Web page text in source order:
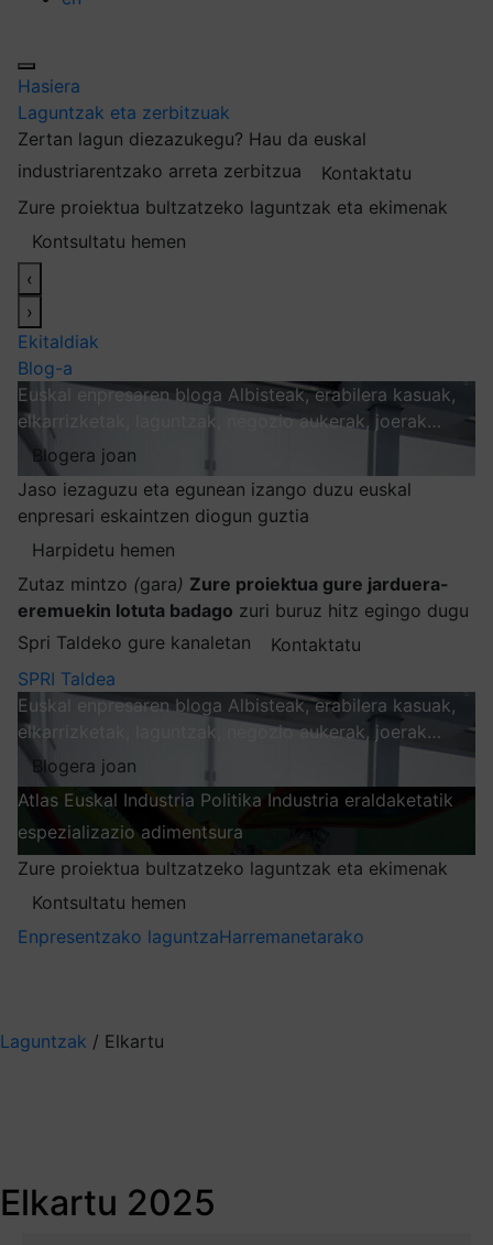
Hasiera
Laguntzak eta zerbitzuak
Zertan lagun diezazukegu? Hau da euskal
industriarentzako arreta zerbitzua
Kontaktatu
Zure proiektua bultzatzeko laguntzak eta ekimenak
Kontsultatu hemen
‹
›
Ekitaldiak
Blog-a
Euskal enpresaren bloga Albisteak, erabilera kasuak,
elkarrizketak, laguntzak, negozio aukerak, joerak…
Blogera joan
Jaso iezaguzu eta egunean izango duzu euskal
enpresari eskaintzen diogun guztia
Harpidetu hemen
Zutaz mintzo (gara) Zure proiektua gure jarduera-
eremuekin lotuta badago zuri buruz hitz egingo dugu
Spri Taldeko gure kanaletan
Kontaktatu
SPRI Taldea
Euskal enpresaren bloga Albisteak, erabilera kasuak,
elkarrizketak, laguntzak, negozio aukerak, joerak…
Blogera joan
Atlas Euskal Industria Politika Industria eraldaketatik
espezializazio adimentsura
Zure proiektua bultzatzeko laguntzak eta ekimenak
Kontsultatu hemen
Enpresentzako laguntzaHarremanetarako
Laguntzak / Elkartu
enpresa batzuekin
zure enpresaren
Elkartu 2025